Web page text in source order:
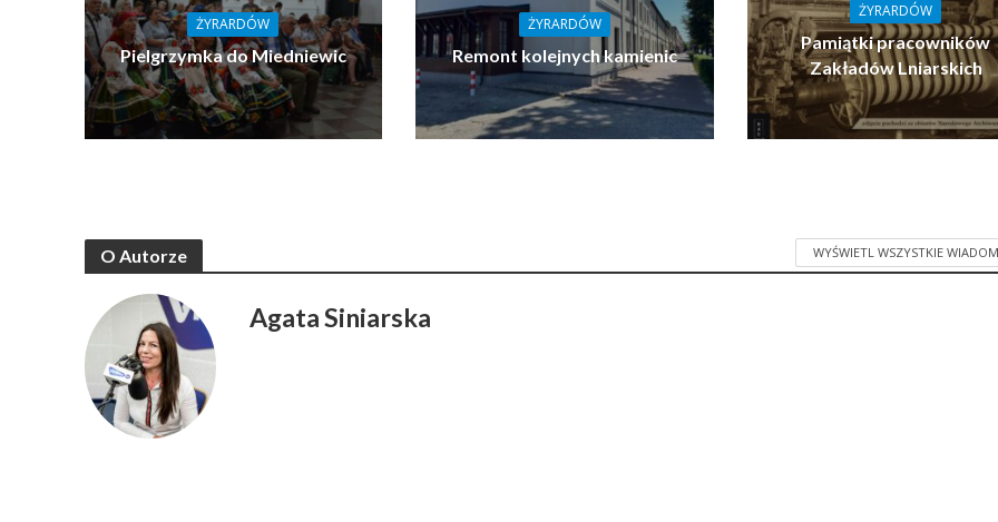
ŻYRARDÓW
Pielgrzymka do Miedniewic
ŻYRARDÓW
Remont kolejnych kamienic
ŻYRARDÓW
Pamiątki pracowników
Zakładów Lniarskich
O Autorze WYŚWIETL WSZYSTKIE
Agata Siniarska